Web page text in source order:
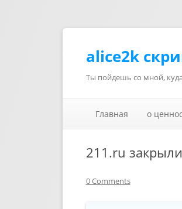
alice2k
Ты пойдешь со мной,
Главная
о
211.ru
0 Comments